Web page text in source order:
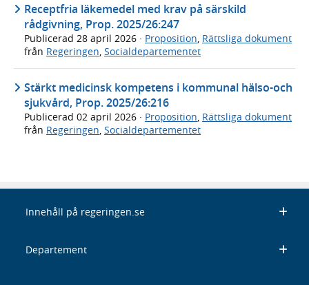
Receptfria läkemedel med krav på särskild
rådgivning, Prop. 2025/26:247
Publicerad 28 april 2026 · Proposition, Rättsliga dokument
från Regeringen, Socialdepartementet
Stärkt medicinsk kompetens i kommunal hälso-och
sjukvård, Prop. 2025/26:216
Publicerad 02 april 2026 · Proposition Rättsliga dokument
från Regeringen Socialdepartementet
Innehåll på regeringen.se
Departement